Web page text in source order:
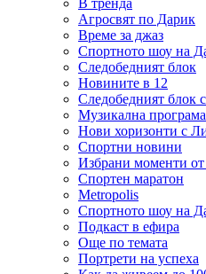
В тренда
Агросвят по Дарик
Време за джаз
Спортното шоу на
Следобедният блок
Новините в 12
Следобедният блок
Музикална програма
Нови хоризонти с
Спортни новини
Избрани моменти
Спортен маратон
Metropolis
Спортното шоу на
Подкаст в ефира
Още по темата
Портрети на успеха